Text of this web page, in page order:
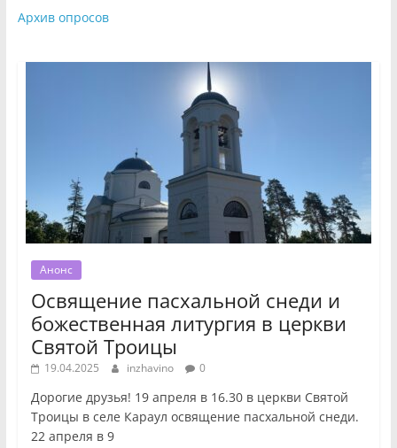
Архив опросов
Анонс
Освящение пасхальной снеди и
божественная литургия в церкви
Святой Троицы
19.04.2025 inzhavino 0
Дорогие друзья! 19 апреля в 16.30 в церкви Святой
Троицы в селе Караул освящение пасхальной снеди.
22 апреля в 9